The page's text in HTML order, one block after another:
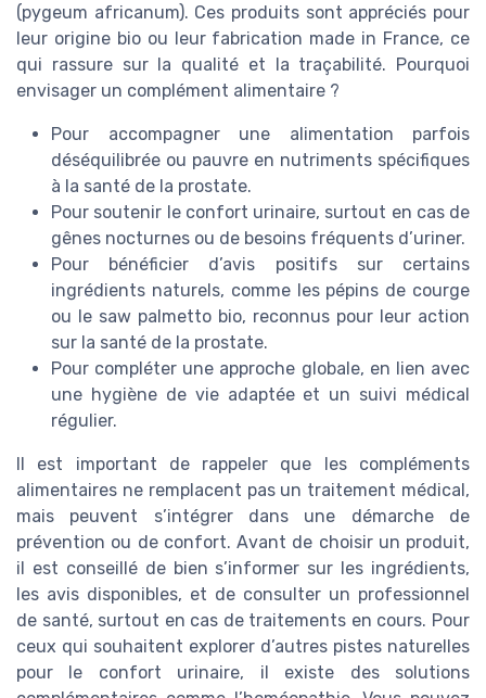
(pygeum africanum). Ces produits sont appréciés pour
leur origine bio ou leur fabrication made in France, ce
qui rassure sur la qualité et la traçabilité. Pourquoi
envisager un complément alimentaire ?
Pour accompagner une alimentation parfois
déséquilibrée ou pauvre en nutriments spécifiques
à la santé de la prostate.
Pour soutenir le confort urinaire, surtout en cas de
gênes nocturnes ou de besoins fréquents d’uriner.
Pour bénéficier d’avis positifs sur certains
ingrédients naturels, comme les pépins de courge
ou le saw palmetto bio, reconnus pour leur action
sur la santé de la prostate.
Pour compléter une approche globale, en lien avec
une hygiène de vie adaptée et un suivi médical
régulier.
Il est important de rappeler que les compléments
alimentaires ne remplacent pas un traitement médical,
mais peuvent s’intégrer dans une démarche de
prévention ou de confort. Avant de choisir un produit,
il est conseillé de bien s’informer sur les ingrédients,
les avis disponibles, et de consulter un professionnel
de santé, surtout en cas de traitements en cours. Pour
ceux qui souhaitent explorer d’autres pistes naturelles
pour le confort urinaire, il existe des solutions